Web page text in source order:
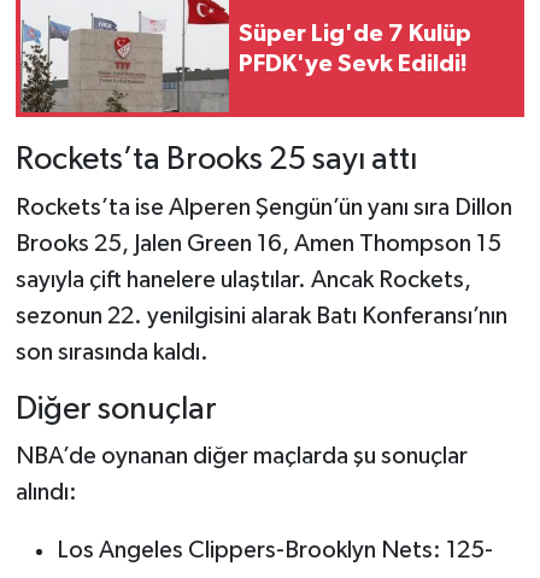
Süper Lig'de 7 Kulüp
PFDK'ye Sevk Edildi!
Rockets’ta Brooks 25 sayı attı
Rockets’ta ise Alperen Şengün’ün yanı sıra Dillon
Brooks 25, Jalen Green 16, Amen Thompson 15
sayıyla çift hanelere ulaştılar. Ancak Rockets,
sezonun 22. yenilgisini alarak Batı Konferansı’nın
son sırasında kaldı.
Diğer sonuçlar
NBA’de oynanan diğer maçlarda şu sonuçlar
alındı:
Los Angeles Clippers-Brooklyn Nets: 125-